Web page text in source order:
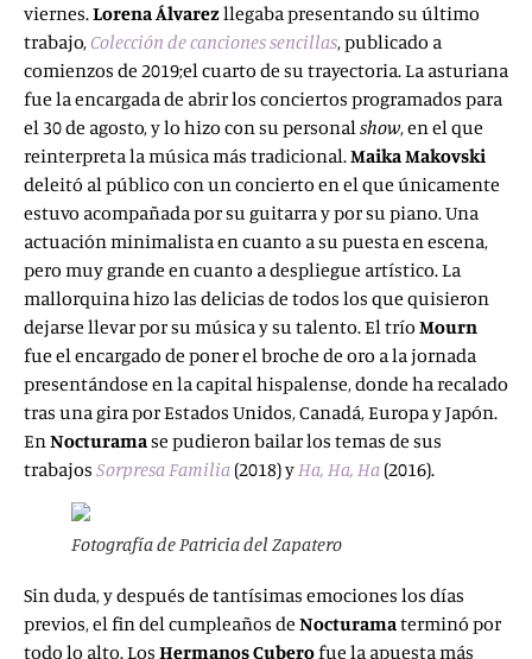
viernes.Lorena Álvarezllegaba presentando su último
trabajo,Colección de canciones sencillas, publicado a
comienzos de 2019;el cuarto de su trayectoria. La asturiana
fue la encargada de abrir los conciertos programados para
el 30 de agosto, y lo hizo con su personalshow, en el que
reinterpreta la música más tradicional.Maika Makovski
deleitó al público con un concierto en el que únicamente
estuvo acompañada por su guitarra y por su piano. Una
actuación minimalista en cuanto a su puesta en escena,
pero muy grande en cuanto a despliegue artístico. La
mallorquina hizo las delicias de todos los que quisieron
dejarse llevar por su música y su talento. El trío Mourn
fue el encargado de poner el broche de oro a la jornada
presentándose en la capital hispalense, donde ha recalado
tras una gira por Estados Unidos, Canadá, Europa y Japón.
EnNocturamase pudieron bailar los temas de sus
trabajos Sorpresa Familia (2018) yHa, Ha, Ha (2016).
Fotografía de Patricia del Zapatero
Sin duda, y después de tantísimas emociones los días
previos, el fin del cumpleaños de Nocturamaterminó por
todo lo alto. Los Hermanos Cuberofue la apuesta más